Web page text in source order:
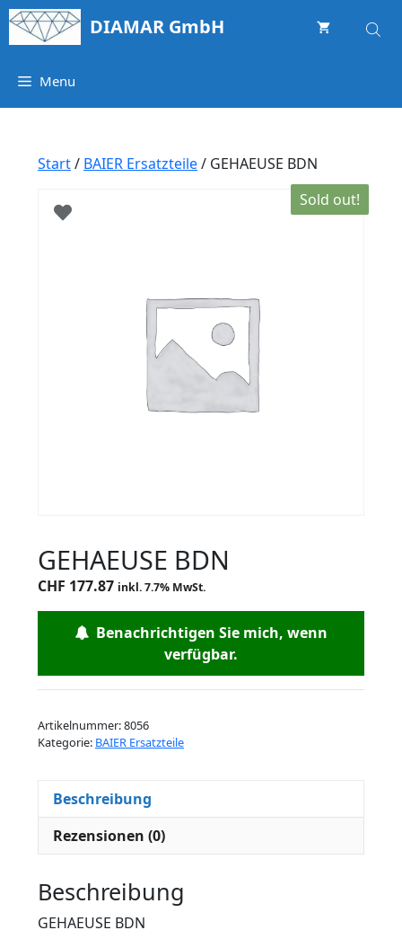
Springe
zum
DIAMAR GmbH
Menu
Start/ BAIER Ersatzteile/ GEHAEUSE BDN
Sold out!
GEHAEUSE BDN
CHF 177.87 inkl. 7.7% MwSt.
Benachrichtigen Sie mich, wenn
verfügbar.
Artikelnummer:8056
Kategorie: BAIER Ersatzteile
Beschreibung
Rezensionen (0)
Beschreibung
GEHAEUSE BDN